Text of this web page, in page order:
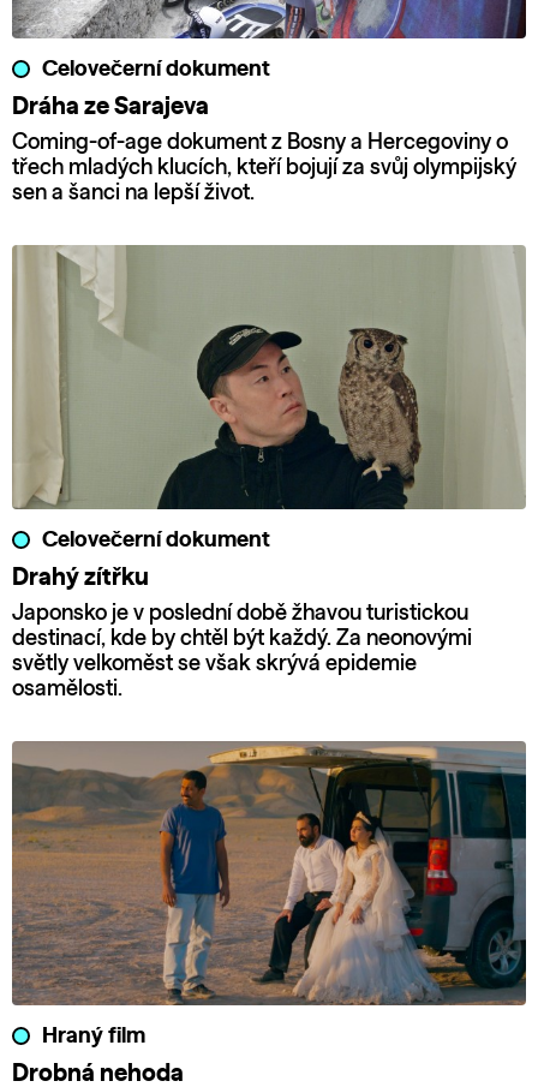
Celovečerní dokument
Dráha ze Sarajeva
Coming-of-age dokument z Bosny a Hercegoviny o
třech mladých klucích, kteří bojují za svůj olympijský
sen a šanci na lepší život.
Celovečerní dokument
Drahý zítřku
Japonsko je v poslední době žhavou turistickou
destinací, kde by chtěl být každý. Za neonovými
světly velkoměst se však skrývá epidemie
osamělosti.
Hraný film
Drobná nehoda